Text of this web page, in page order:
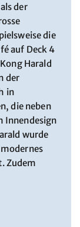
der
die
auf Deck 4
Harald
der
in
die neben
Innendesign
wurde
Zudem